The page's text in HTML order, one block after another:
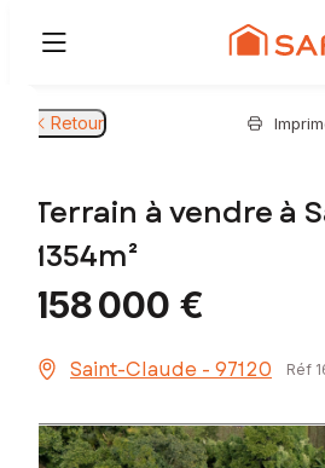
Retour
Terrain à vendre à
1354m²
158 000 €
Saint-Claude - 97120 Réf